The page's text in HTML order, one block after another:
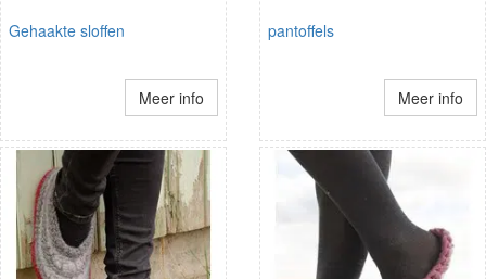
Gehaakte sloffen
Meer info
pantoffels
Meer info